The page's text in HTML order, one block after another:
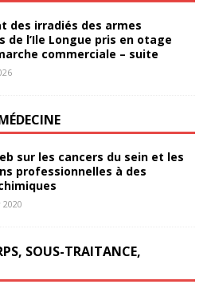
des irradiés des armes
de l’Ile Longue pris en otage
commerciale – suite
sur les cancers du sein et les
professionnelles à des
SOUS-TRAITANCE,